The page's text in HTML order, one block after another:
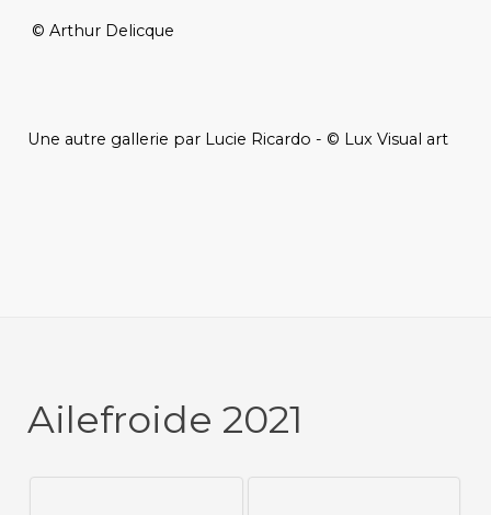
© Arthur Delicque
Une autre gallerie par Lucie Ricardo - © Lux Visual art
Ailefroide 2021